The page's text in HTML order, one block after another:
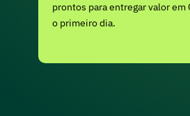
prontos para entregar valor em
o primeiro dia.